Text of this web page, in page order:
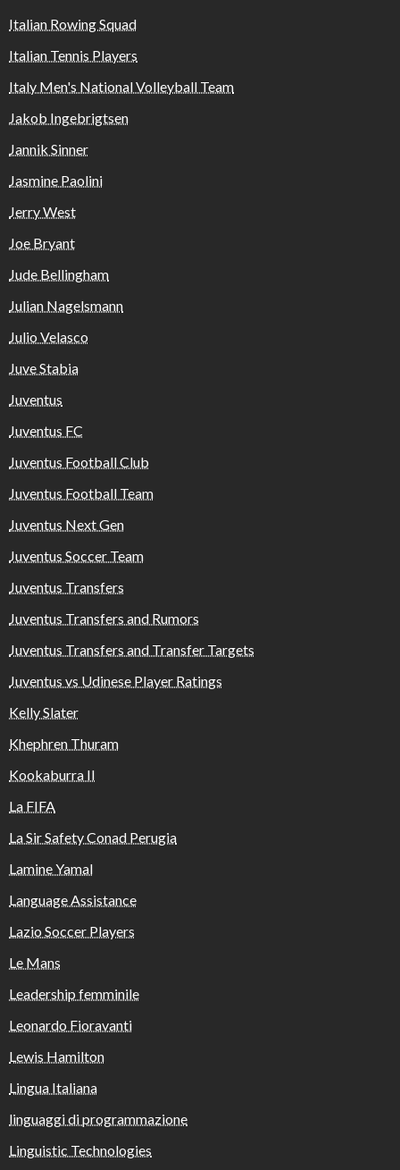
Italian Rowing Squad
Italian Tennis Players
Italy Men's National Volleyball Team
Jakob Ingebrigtsen
Jannik Sinner
Jasmine Paolini
Jerry West
Joe Bryant
Jude Bellingham
Julian Nagelsmann
Julio Velasco
Juve Stabia
Juventus
Juventus FC
Juventus Football Club
Juventus Football Team
Juventus Next Gen
Juventus Soccer Team
Juventus Transfers
Juventus Transfers and Rumors
Juventus Transfers and Transfer Targets
Juventus vs Udinese Player Ratings
Kelly Slater
Khephren Thuram
Kookaburra II
La FIFA
La Sir Safety Conad Perugia
Lamine Yamal
Language Assistance
Lazio Soccer Players
Le Mans
Leadership femminile
Leonardo Fioravanti
Lewis Hamilton
Lingua Italiana
linguaggi di programmazione
Linguistic Technologies